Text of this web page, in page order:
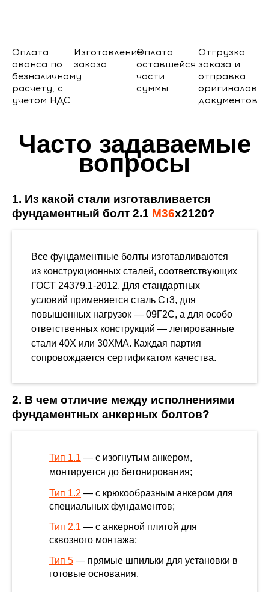
Оплата
аванса по
безналичному
расчету, с
учетом НДС
Изготовление
заказа
Оплата
оставшейся
части
суммы
Отгрузка
заказа и
отправка
оригиналов
документов
Часто задаваемые
вопросы
1. Из какой стали изготавливается
фундаментный болт 2.1 М36х2120?
Все фундаментные болты изготавливаются
из конструкционных сталей, соответствующих
ГОСТ 24379.1-2012. Для стандартных
условий применяется сталь Ст3, для
повышенных нагрузок — 09Г2С, а для особо
ответственных конструкций — легированные
стали 40Х или 30ХМА. Каждая партия
сопровождается сертификатом качества.
2. В чем отличие между исполнениями
фундаментных анкерных болтов?
Тип 1.1 — с изогнутым анкером,
монтируется до бетонирования;
Тип 1.2 — с крюкообразным анкером для
специальных фундаментов;
Тип 2.1 — с анкерной плитой для
сквозного монтажа;
Тип 5 — прямые шпильки для установки в
готовые основания.